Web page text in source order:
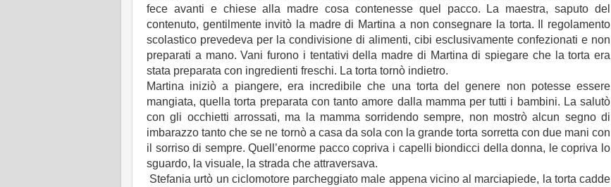
fece avanti e chiese alla madre cosa contenesse quel pacco. La maestra, saputo del
contenuto, gentilmente invitò la madre di Martina a non consegnare la torta. Il regolamento
scolastico prevedeva per la condivisione di alimenti, cibi esclusivamente confezionati e non
preparati a mano. Vani furono i tentativi della madre di Martina di spiegare che la torta era
stata preparata con ingredienti freschi. La torta tornò indietro.
Martina iniziò a piangere, era incredibile che una torta del genere non potesse essere
mangiata, quella torta preparata con tanto amore dalla mamma per tutti i bambini. La salutò
con gli occhietti arrossati, ma la mamma sorridendo sempre, non mostrò alcun segno di
imbarazzo tanto che se ne tornò a casa da sola con la grande torta sorretta con due mani con
il sorriso di sempre. Quell’enorme pacco copriva i capelli biondicci della donna, le copriva lo
sguardo, la visuale, la strada che attraversava.
Stefania urtò un ciclomotore parcheggiato male appena vicino al marciapiede, la torta cadde